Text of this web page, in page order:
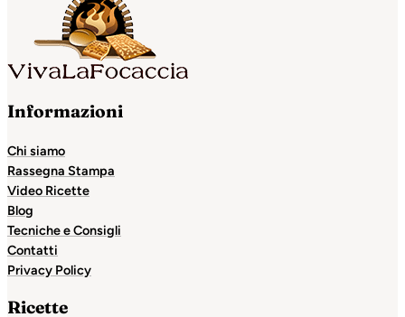
Informazioni
Chi siamo
Rassegna Stampa
Video Ricette
Blog
Tecniche e Consigli
Contatti
Privacy Policy
Ricette